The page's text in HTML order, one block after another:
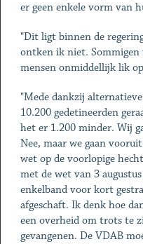
er geen enkele vorm van
"Dit ligt binnen de
ontken ik niet.
mensen onmiddellijk lik
"Mede dankzij
10.200 gedetineerden
het er 1.200 minder. Wij
Nee, maar we gaan
wet op de voorlopige
met de wet van 3
enkelband voor kort
afgeschaft. Ik denk hoe
een overheid om trots te
gevangenen. De VDAB